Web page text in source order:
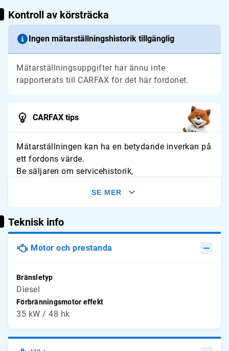
Kontroll av körsträcka
Ingen mätarställningshistorik tillgänglig
Mätarställningsuppgifter har ännu inte
rapporterats till CARFAX för det här fordonet.
CARFAX tips
Mätarställningen kan ha en betydande inverkan på
ett fordons värde.
Be säljaren om servicehistorik,
som kan hjälpa till att verifiera fordonets
mätarställningshistorik.
SE MER
Teknisk info
Motor och prestanda
Bränsletyp
Diesel
Förbränningsmotor effekt
35 kW / 48 hk